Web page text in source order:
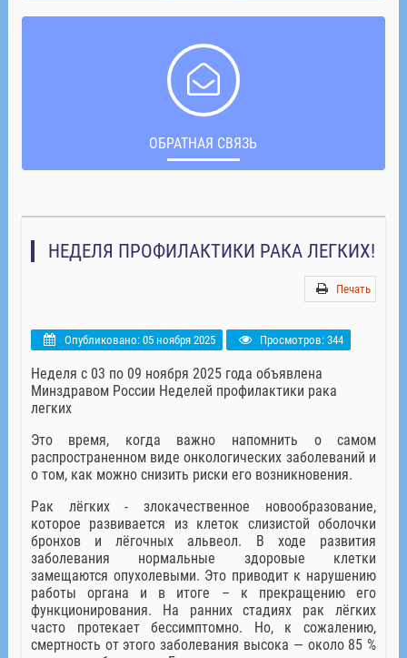
ОБРАТНАЯ СВЯЗЬ
НЕДЕЛЯ ПРОФИЛАКТИКИ РАКА ЛЕГКИХ!
Печать
Опубликовано: 05 ноября 2025 Просмотров: 344
Неделя с 03 по 09 ноября 2025 года объявлена
Минздравом России Неделей профилактики рака
легких
Это время, когда важно напомнить о самом
распространенном виде онкологических заболеваний и
о том, как можно снизить риски его возникновения.
Рак лёгких - злокачественное новообразование,
которое развивается из клеток слизистой оболочки
бронхов и лёгочных альвеол. В ходе развития
заболевания нормальные здоровые клетки
замещаются опухолевыми. Это приводит к нарушению
работы органа и в итоге – к прекращению его
функционирования. На ранних стадиях рак лёгких
часто протекает бессимптомно. Но, к сожалению,
смертность от этого заболевания высока — около 85 %